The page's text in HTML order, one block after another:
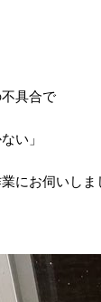
具合で
い」
にお伺いしま